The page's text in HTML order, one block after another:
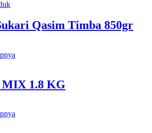
Qasim Timba 850gr
1.8 KG